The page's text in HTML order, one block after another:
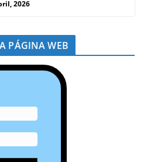
2026
PÁGINA WEB